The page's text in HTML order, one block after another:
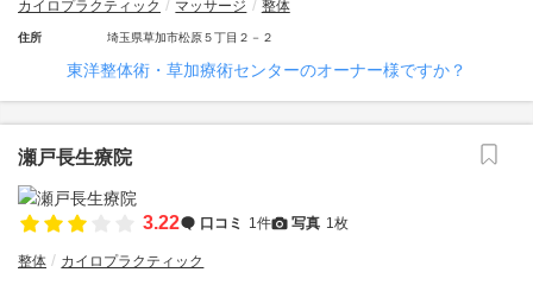
カイロプラクティック マッサージ 整体
住所 埼玉県草加市松原５丁目２－２
東洋整体術・草加療術センターのオーナー様ですか？
瀬戸長生療院
3.22 口コミ 1件 写真 1枚
整体 カイロプラクティック